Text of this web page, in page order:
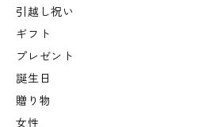
引越し祝い
ギフト
プレゼント
誕生日
贈り物
女性